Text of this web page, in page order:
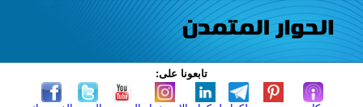
تابعونا على: